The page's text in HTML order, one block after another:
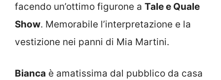
facendo un’ottimo figurone a Tale e Quale
Show. Memorabile l’interpretazione e la
vestizione nei panni di Mia Martini.
Bianca è amatissima dal pubblico da casa